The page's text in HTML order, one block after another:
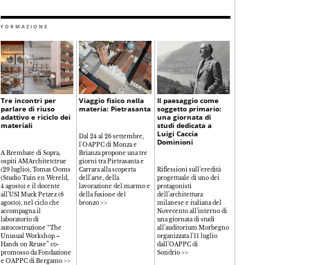
FORMAZIONE
Tre incontri per
parlare di riuso
adattivo e riciclo dei
materiali
A Brembate di Sopra,
ospiti AMArchitetctrue
(29 luglio), Tomas Ooms
(Studio Tuin en Wereld,
4 agosto) e il docente
all’USI Muck Petzez (6
agosto), nel ciclo che
accompagna il
laboratorio di
autocostruzione “The
Unusual Workshop –
Hands on Reuse” co-
promosso da Fondazione
e OAPPC di Bergamo >>
Viaggio fisico nella
materia: Pietrasanta
Dal 24 al 26 settembre,
l'OAPPC di Monza e
Brianza propone una tre
giorni tra Pietrasanta e
Carrara alla scoperta
dell'arte, della
lavorazione del marmo e
della fusione del
bronzo >>
Il paesaggio come
soggetto primario:
una giornata di
studi dedicata a
Luigi Caccia
Dominioni
Riflessioni sull’eredità
progettuale di uno dei
protagonisti
dell’architettura
milanese e italiana del
Novecento all’interno di
una giornata di studi
all’auditorium Morbegno
organizzata l'11 luglio
dall’OAPPC di
Sondrio >>